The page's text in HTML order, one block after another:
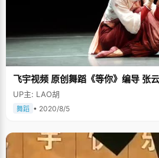
飞宇视频 原创舞蹈《等你》编导 张
UP主: LAO胡
舞蹈 • 2020/8/5